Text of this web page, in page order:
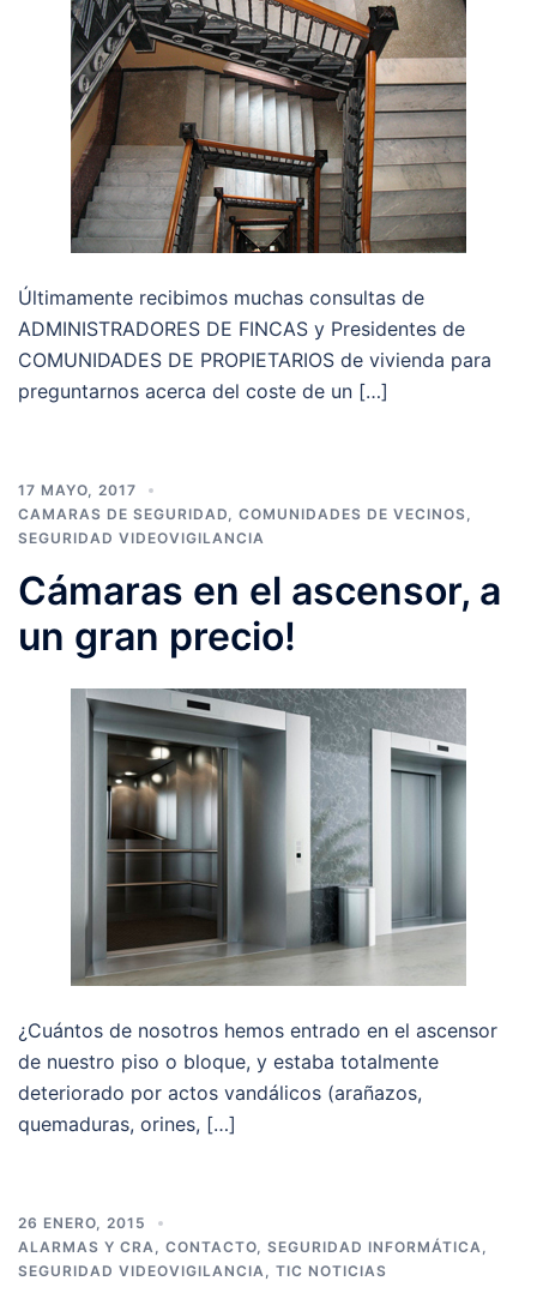
Últimamente recibimos muchas consultas de
ADMINISTRADORES DE FINCAS y Presidentes de
COMUNIDADES DE PROPIETARIOS de vivienda para
preguntarnos acerca del coste de un […]
17 MAYO, 2017
CAMARAS DE SEGURIDAD
COMUNIDADES DE VECINOS
SEGURIDAD VIDEOVIGILANCIA
Cámaras en el ascensor, a
un gran precio!
¿Cuántos de nosotros hemos entrado en el ascensor
de nuestro piso o bloque, y estaba totalmente
deteriorado por actos vandálicos (arañazos,
quemaduras, orines, […]
26 ENERO, 2015
ALARMAS Y CRA
CONTACTO SEGURIDAD INFORMÁTICA
SEGURIDAD VIDEOVIGILANCIA
TIC NOTICIAS